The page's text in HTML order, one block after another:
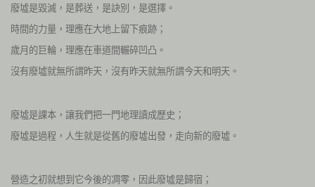
廢墟是毀滅，是葬送，是訣別，是選擇。
時間的力量，理應在大地上留下痕跡；
歲月的巨輪，理應在車道間輾碎凹凸。
沒有廢墟就無所謂昨天，沒有昨天就無所謂今天和明天。
廢墟是課本，讓我們把一門地理讀成歷史；
廢墟是過程，人生就是從舊的廢墟出發，走向新的廢墟。
營造之初就想到它今後的凋零，因此廢墟是歸宿；